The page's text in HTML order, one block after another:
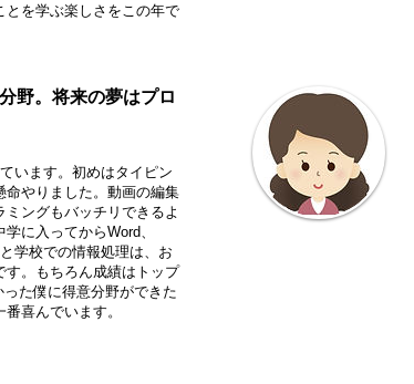
とを学ぶ楽しさをこの年で
野。将来の夢はプロ
います。初めはタイピン
命やりました。動画の編集
ングもバッチリできるよ
に入ってからWord、
学校での情報処理は、お
す。もちろん成績はトップ
た僕に得意分野ができた
喜んでいます。